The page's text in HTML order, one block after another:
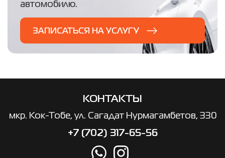
автомобилю.
ЗАПИСАТЬСЯ НА УСЛУГУ
КОНТАКТЫ
мкр. ​Кок-Тобе, ул. Сагадат Нурмагамбетов, 330
+7 (702) 317-65-56